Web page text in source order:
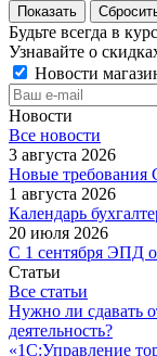
Будьте всегда в
Узнавайте о
Новости
Новости
Все новости
3 августа 2026
Новые
1 августа 2026
Календарь
20 июля 2026
С 1 сентября ЭПД
Статьи
Все статьи
Нужно ли сдавать
деятельность?
«1С:Управление